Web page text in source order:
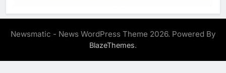
Newsmatic - News WordPress Theme 2026. Powered By
BlazeThemes.